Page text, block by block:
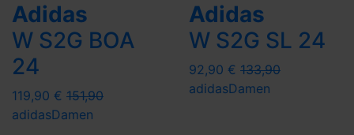
Adidas
W S2G BOA
24
119,90 € 151,90
adidasDamen
Adidas
W S2G SL 24
92,90 € 133,90
adidasDamen